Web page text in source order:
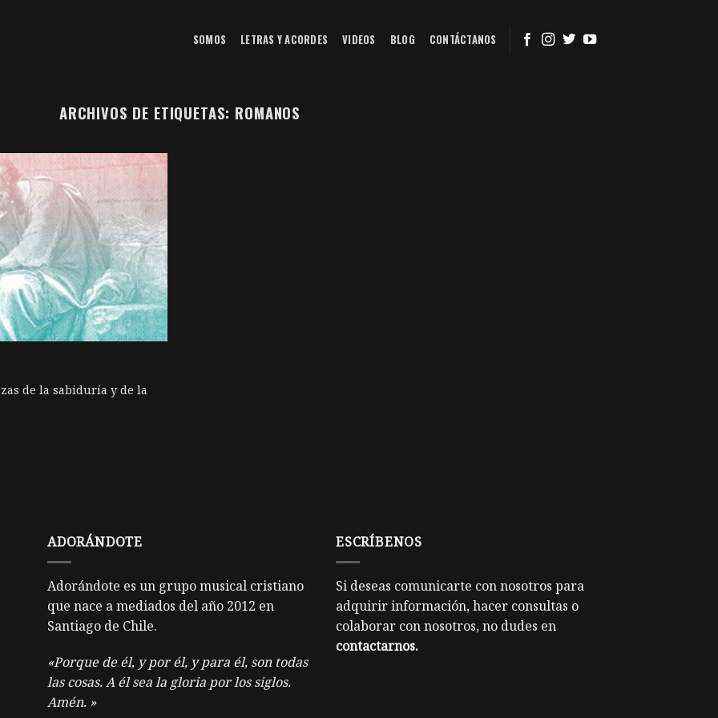
SOMOS LETRAS Y ACORDES VIDEOS BLOG CONTÁCTANOS
ARCHIVOS DE ETIQUETAS: ROMANOS
de la sabiduría y de la
ADORÁNDOTE
Adorándote es un grupo musical cristiano
que nace a mediados del año 2012 en
Santiago de Chile.
«Porque de él, y por él, y para él, son todas
las cosas. A él sea la gloria por los siglos.
Amén. »
ESCRÍBENOS
Si deseas comunicarte con nosotros para
adquirir información, hacer consultas o
colaborar con nosotros, no dudes en
contactarnos.